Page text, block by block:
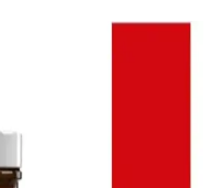
Etkiler,
sırt aknesinde etkili bir
sıklığı ve nemlendirme